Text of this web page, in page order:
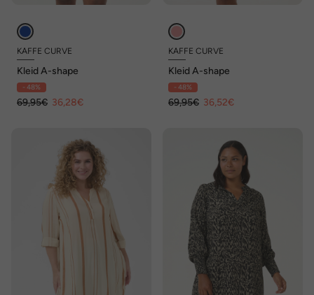
KAFFE CURVE
Kleid A-shape
- 48%
69,95€ 36,28€
KAFFE CURVE
Kleid A-shape
- 48%
69,95€ 36,52€